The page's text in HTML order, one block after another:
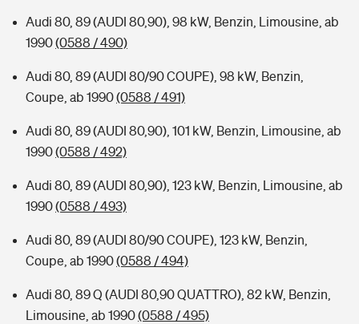
Audi 80, 89 (AUDI 80,90), 98 kW, Benzin, Limousine, ab
1990(0588 / 490)
Audi 80, 89 (AUDI 80/90 COUPE), 98 kW, Benzin,
Coupe, ab 1990(0588 / 491)
Audi 80, 89 (AUDI 80,90), 101 kW, Benzin, Limousine, ab
1990(0588 / 492)
Audi 80, 89 (AUDI 80,90), 123 kW, Benzin, Limousine, ab
1990(0588 / 493)
Audi 80, 89 (AUDI 80/90 COUPE), 123 kW, Benzin,
Coupe, ab 1990(0588 / 494)
Audi 80, 89 Q (AUDI 80,90 QUATTRO), 82 kW, Benzin,
Limousine, ab 1990(0588 / 495)